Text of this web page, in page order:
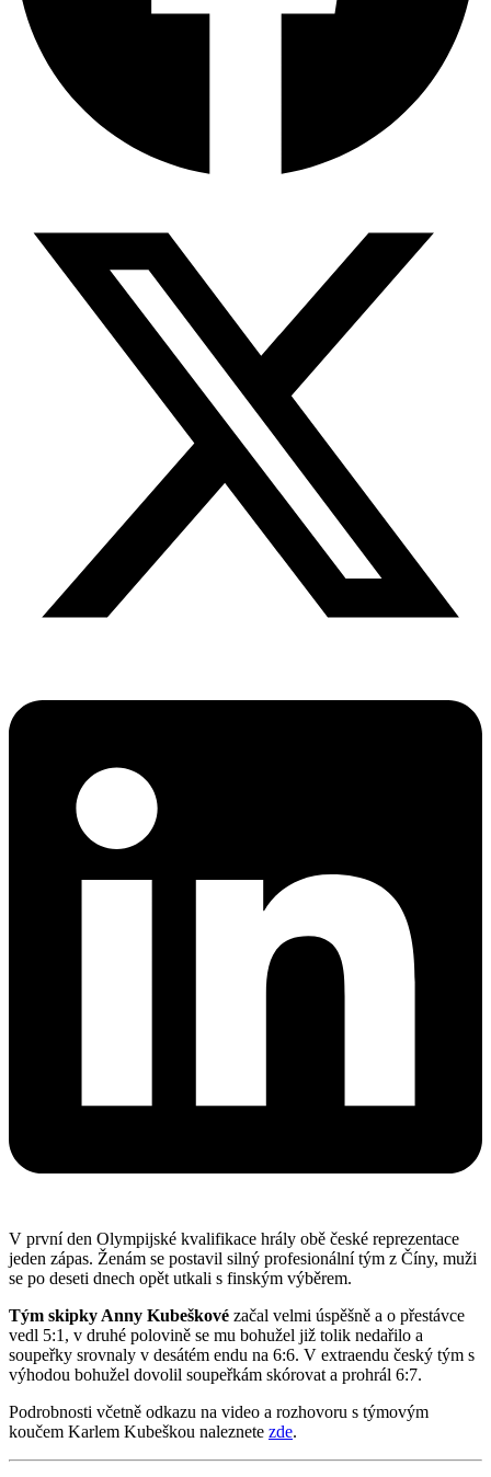
V první den Olympijské kvalifikace hrály obě české reprezentace
jeden zápas. Ženám se postavil silný profesionální tým z Číny, muži
se po deseti dnech opět utkali s finským výběrem.
Tým skipky Anny Kubeškové začal velmi úspěšně a o přestávce
vedl 5:1, v druhé polovině se mu bohužel již tolik nedařilo a
soupeřky srovnaly v desátém endu na 6:6. V extraendu český tým s
výhodou bohužel dovolil soupeřkám skórovat a prohrál 6:7.
Podrobnosti včetně odkazu na video a rozhovoru s týmovým
koučem Karlem Kubeškou naleznete zde.